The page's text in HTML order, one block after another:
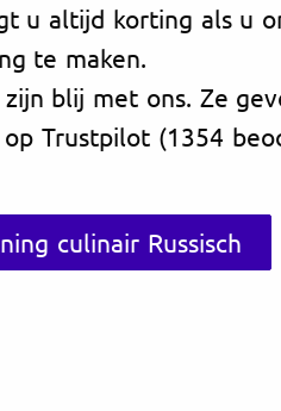
u altijd korting als u
te maken.
blij met ons. Ze
Trustpilot (1354
culinair Russisch